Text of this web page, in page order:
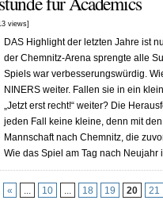
views]
DAS Highlight der letzten Jahre ist
der Chemnitz-Arena sprengte alle
Spiels war verbesserungswürdig.
NINERS weiter. Fallen sie in ein
„Jetzt erst recht!“ weiter? Die
jeden Fall keine kleine, denn mit
Mannschaft nach Chemnitz, die
Wie das Spiel am Tag nach
« 10 18 19 20 21